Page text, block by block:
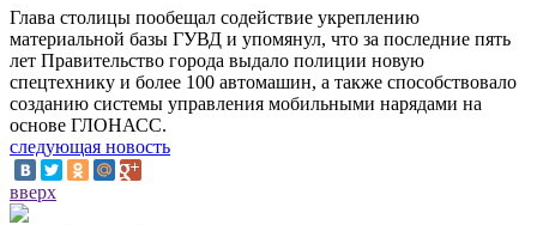
Глава столицы пообещал содействие укреплению
материальной базы ГУВД и упомянул, что за последние пять
лет Правительство города выдало полиции новую
спецтехнику и более 100 автомашин, а также способствовало
созданию системы управления мобильными нарядами на
основе ГЛОНАСС.
следующая новость
вверх